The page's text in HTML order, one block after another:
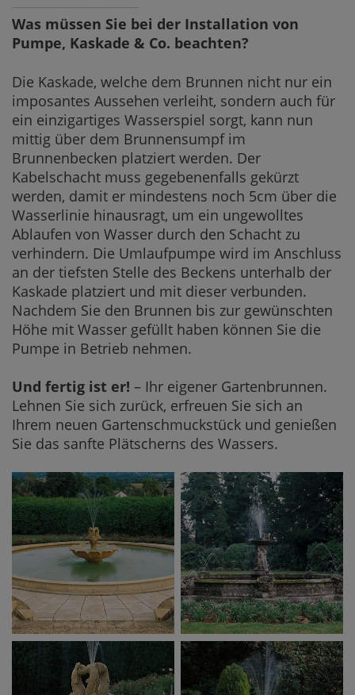
Was müssen Sie bei der Installation von
Pumpe, Kaskade & Co. beachten?
Die Kaskade, welche dem Brunnen nicht nur ein
imposantes Aussehen verleiht, sondern auch für
ein einzigartiges Wasserspiel sorgt, kann nun
mittig über dem Brunnensumpf im
Brunnenbecken platziert werden. Der
Kabelschacht muss gegebenenfalls gekürzt
werden, damit er mindestens noch 5cm über die
Wasserlinie hinausragt, um ein ungewolltes
Ablaufen von Wasser durch den Schacht zu
verhindern. Die Umlaufpumpe wird im Anschluss
an der tiefsten Stelle des Beckens unterhalb der
Kaskade platziert und mit dieser verbunden.
Nachdem Sie den Brunnen bis zur gewünschten
Höhe mit Wasser gefüllt haben können Sie die
Pumpe in Betrieb nehmen.
Und fertig ist er! – Ihr eigener Gartenbrunnen.
Lehnen Sie sich zurück, erfreuen Sie sich an
Ihrem neuen Gartenschmuckstück und genießen
Sie das sanfte Plätscherns des Wassers.